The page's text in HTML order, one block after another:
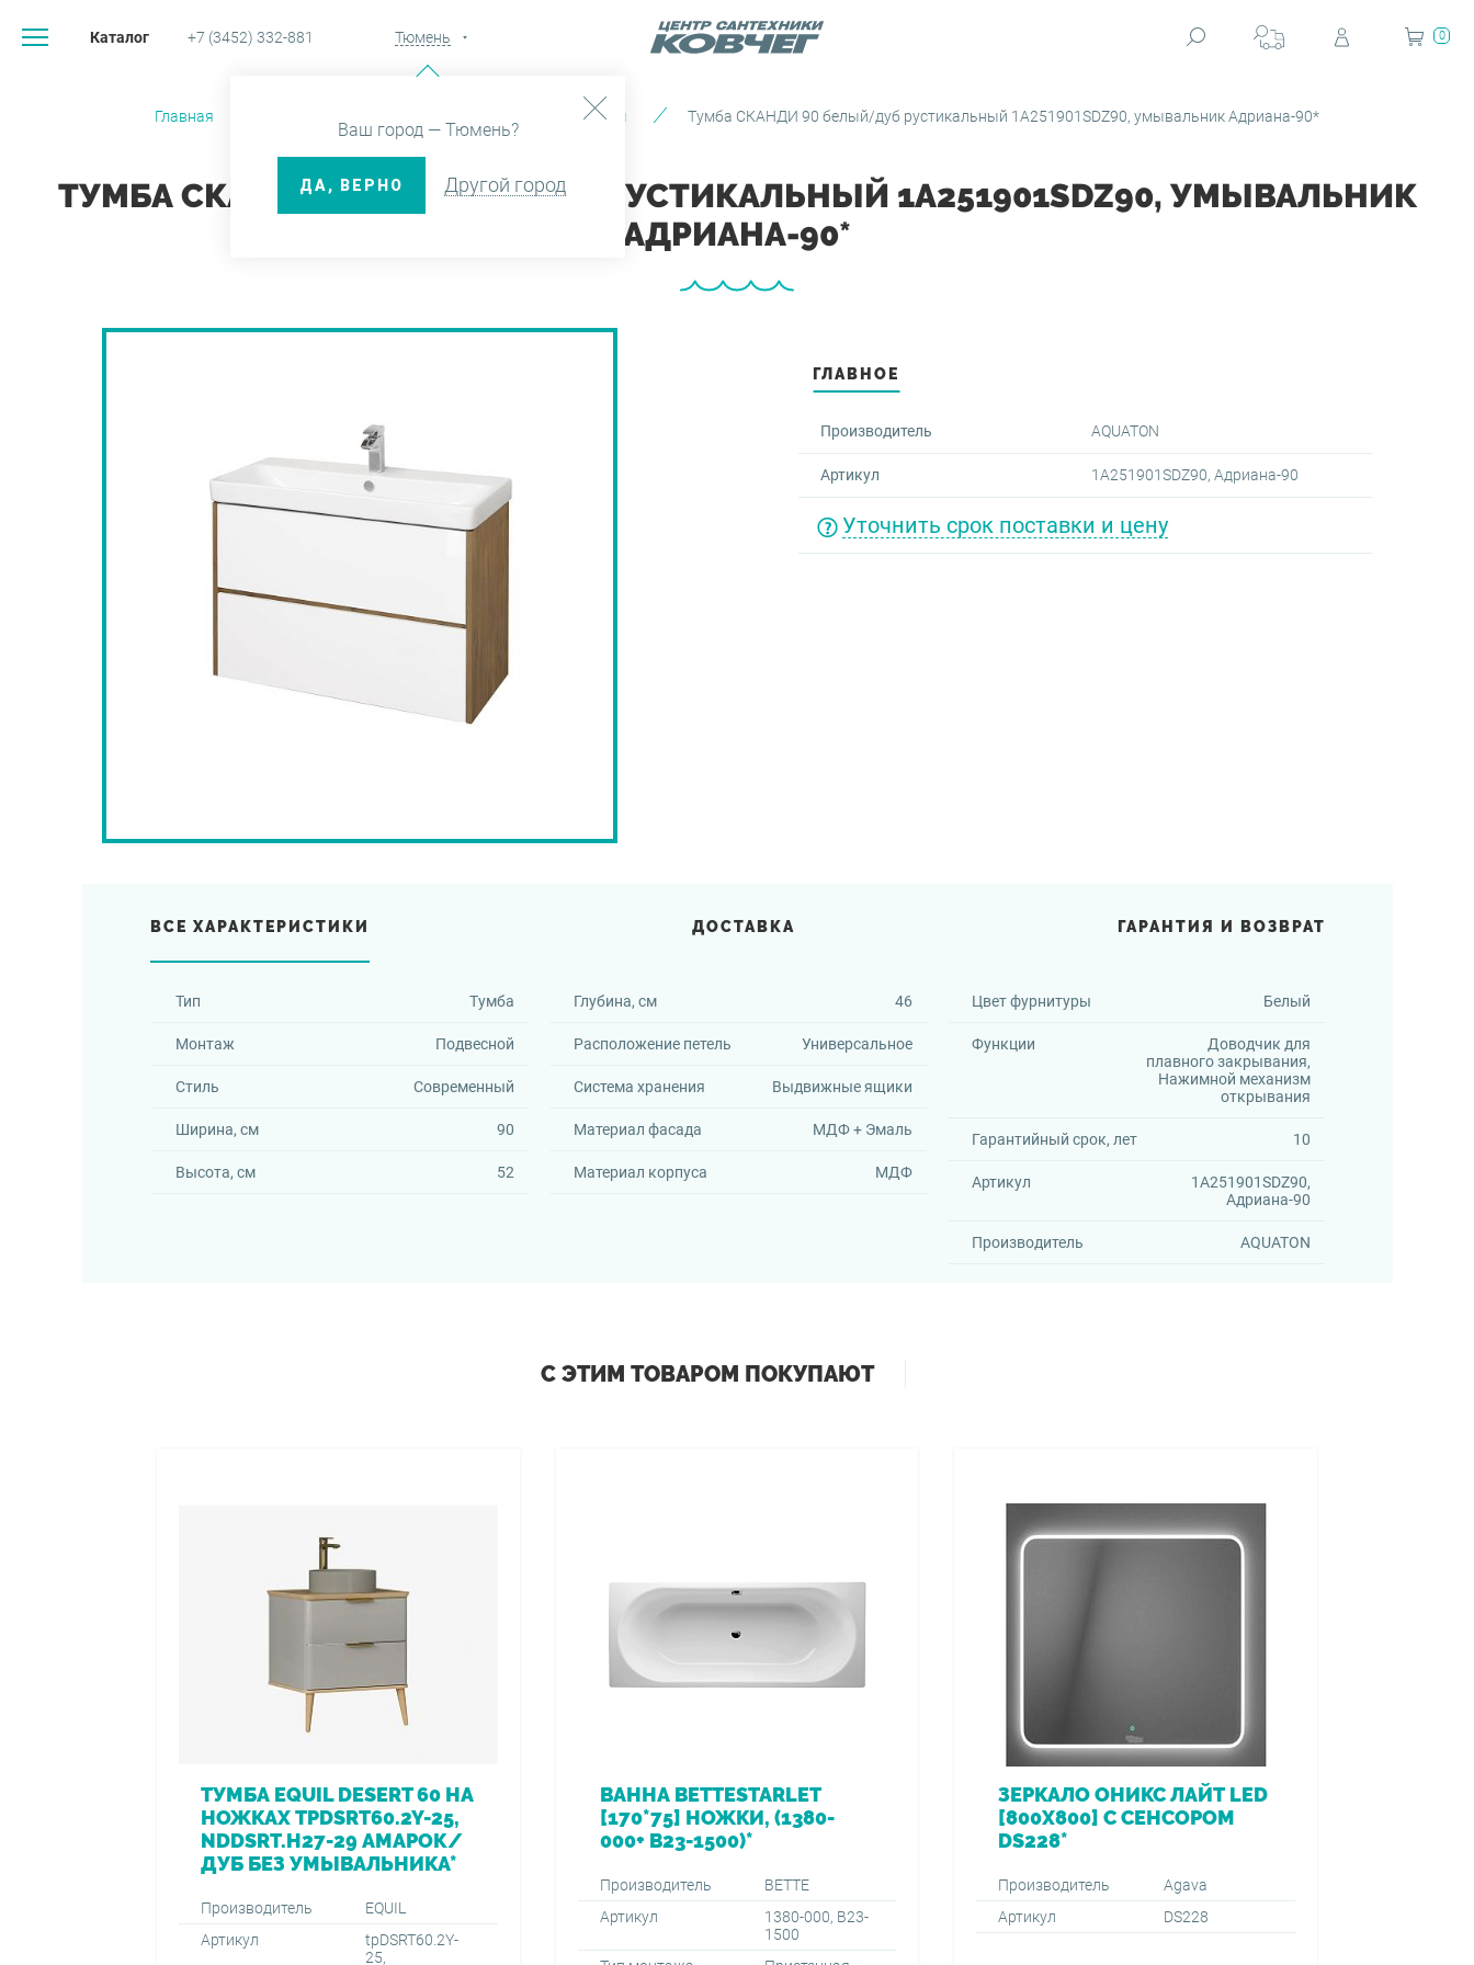
Каталог +7 (3452) 332-881 Тюмень
Ваш город — Тюмень?
ДА, ВЕРНО Другой город
0
Главная Тумбы и пеналы Тумба СКАНДИ 90 белый/дуб рустикальный 1A251901SDZ90, умывальник Адриана-90*
ТУМБА СКАНДИ 90 БЕЛЫЙ/ДУБ РУСТИКАЛЬНЫЙ 1A251901SDZ90, УМЫВАЛЬНИК
АДРИАНА-90*
ГЛАВНОЕ
Производитель AQUATON
Артикул 1A251901SDZ90, Адриана-90
Уточнить срок поставки и цену
ВСЕ ХАРАКТЕРИСТИКИ ДОСТАВКА ГАРАНТИЯ И ВОЗВРАТ
Тип Тумба
Монтаж Подвесной
Стиль Современный
Ширина, см 90
Высота, см 52
Глубина, см 46
Расположение петель Универсальное
Система хранения Выдвижные ящики
Материал фасада МДФ + Эмаль
Материал корпуса МДФ
Цвет фурнитуры Белый
Функции
Доводчик для
плавного закрывания,
Нажимной механизм
открывания
Гарантийный срок, лет 10
Артикул
1A251901SDZ90,
Адриана-90
Производитель AQUATON
С ЭТИМ ТОВАРОМ ПОКУПАЮТ
ТУМБА EQUIL DESERT 60 НА
НОЖКАХ TPDSRT60.2Y-25,
NDDSRT.H27-29 АМАРОК/
ДУБ БЕЗ УМЫВАЛЬНИКА*
Производитель
EQUIL
Артикул
tpDSRT60.2Y-
25,
ВАННА BETTESTARLET
[170*75] НОЖКИ, (1380-
000+ B23-1500)*
Производитель
BETTE
Артикул
1380-000, B23-
1500
ЗЕРКАЛО ОНИКС ЛАЙТ LED
[800Х800] С СЕНСОРОМ
DS228*
Производитель
Agava
Артикул
DS228